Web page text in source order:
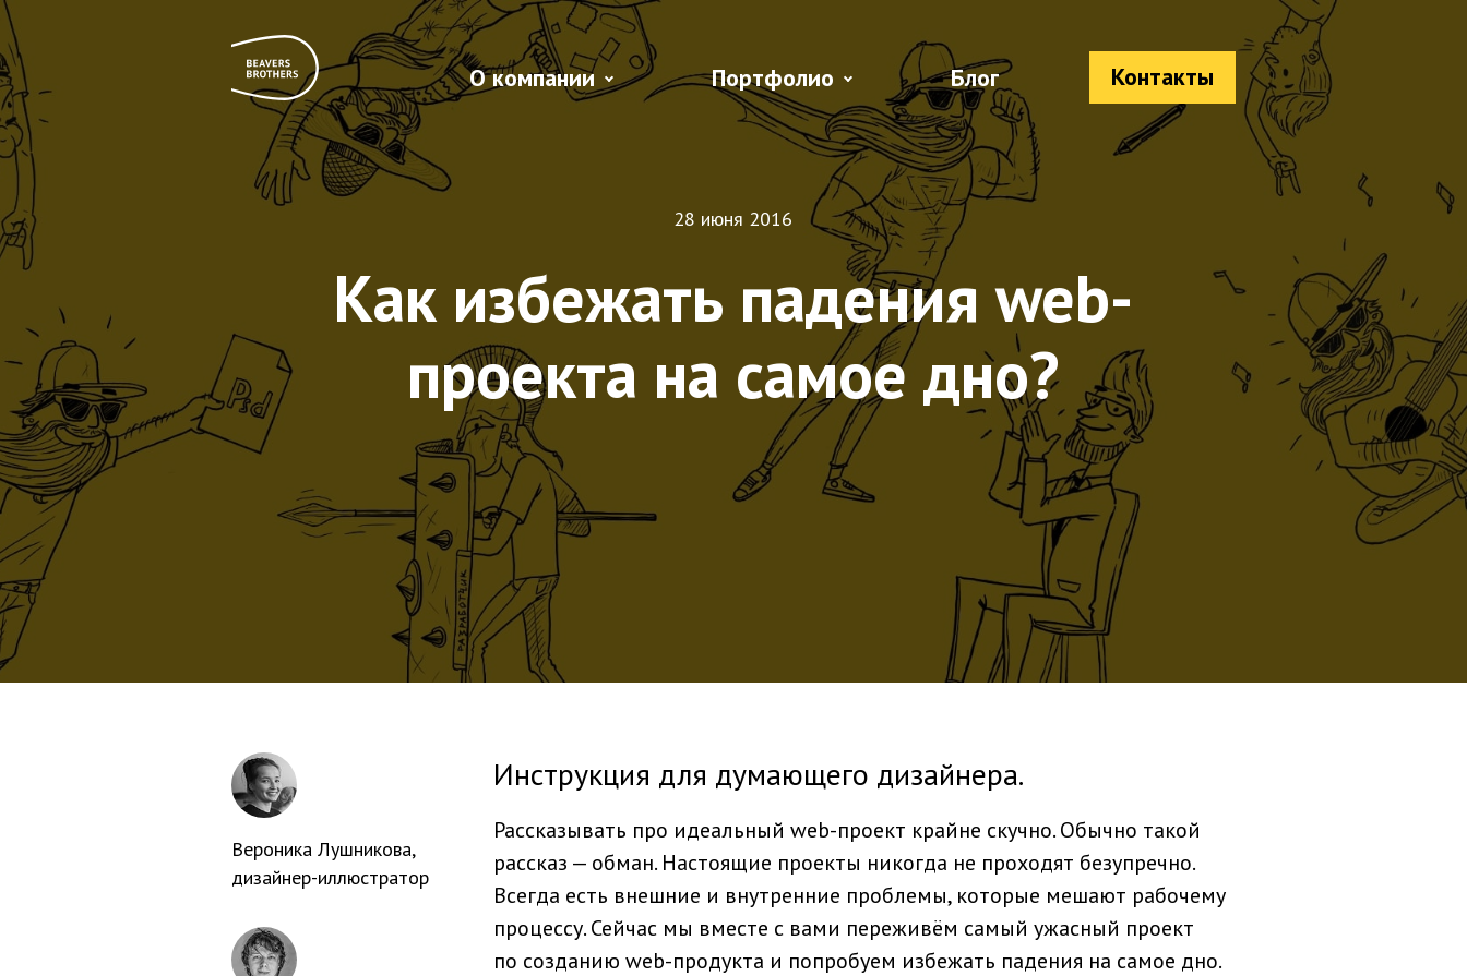
О компании Портфолио Блог Контакты
28 июня 2016
Как избежать падения web-
проекта на самое дно?
Вероника Лушникова,
дизайнер-иллюстратор
Инструкция для думающего дизайнера.
Рассказывать про идеальный web-проект крайне скучно. Обычно такой
рассказ — обман. Настоящие проекты никогда не проходят безупречно.
Всегда есть внешние и внутренние проблемы, которые мешают рабочему
процессу. Сейчас мы вместе с вами переживём самый ужасный проект
по созданию web-продукта и попробуем избежать падения на самое дно.